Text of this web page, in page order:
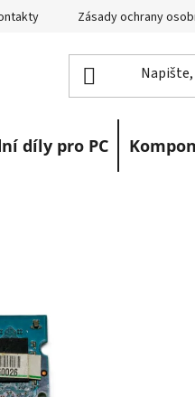
Zásady ochrany
díly pro PC